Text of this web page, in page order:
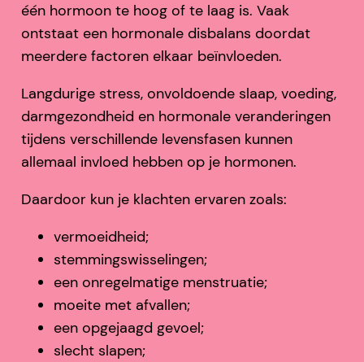
één hormoon te hoog of te laag is. Vaak
ontstaat een hormonale disbalans doordat
meerdere factoren elkaar beïnvloeden.
Langdurige stress, onvoldoende slaap, voeding,
darmgezondheid en hormonale veranderingen
tijdens verschillende levensfasen kunnen
allemaal invloed hebben op je hormonen.
Daardoor kun je klachten ervaren zoals:
vermoeidheid;
stemmingswisselingen;
een onregelmatige menstruatie;
moeite met afvallen;
een opgejaagd gevoel;
slecht slapen;